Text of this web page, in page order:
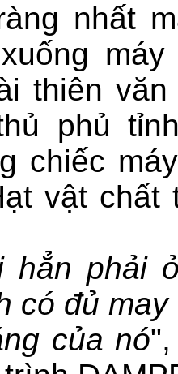
nhất
thiên
phủ
chiếc
vật
hẳn phải
có đủ
của nó